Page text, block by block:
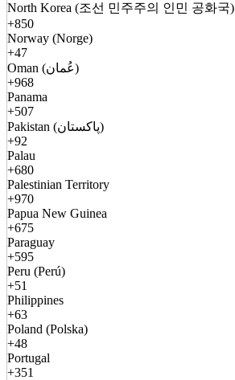
North Korea (조선 민주주의 인민 공화국)
+850
Norway (Norge)
+47
Oman (عُمان)
+968
Panama
+507
Pakistan (پاکستان)
+92
Palau
+680
Palestinian Territory
+970
Papua New Guinea
+675
Paraguay
+595
Peru (Perú)
+51
Philippines
+63
Poland (Polska)
+48
Portugal
+351